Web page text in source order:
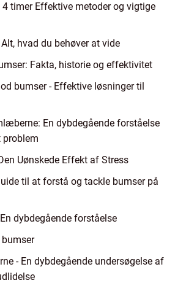
4 timer Effektive metoder og vigtige
hvad du behøver at vide
Fakta, historie og effektivitet
bumser - Effektive løsninger til
En dybdegående forståelse
Uønskede Effekt af Stress
til at forstå og tackle bumser på
dybdegående forståelse
- En dybdegående undersøgelse af